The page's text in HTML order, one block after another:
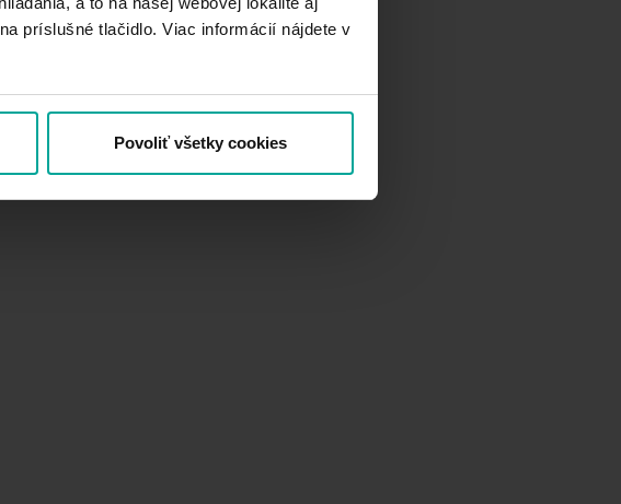
príslušné tlačidlo. Viac informácií nájdete v
Povoliť všetky cookies